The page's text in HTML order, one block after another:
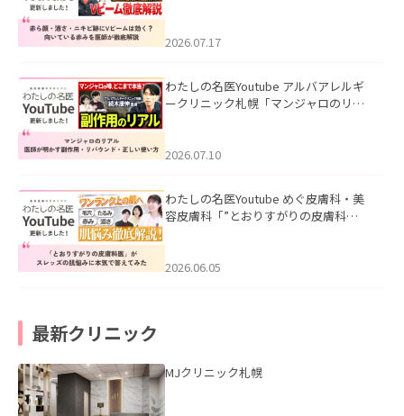
した。
2026.07.17
わたしの名医Youtube アルバアレルギ
ークリニック札幌「マンジャロのリア
た。
2026.07.10
わたしの名医Youtube めぐ皮膚科・美
容皮膚科「”とおりすがりの皮膚科
2026.06.05
最新クリニック
MJクリニック札幌